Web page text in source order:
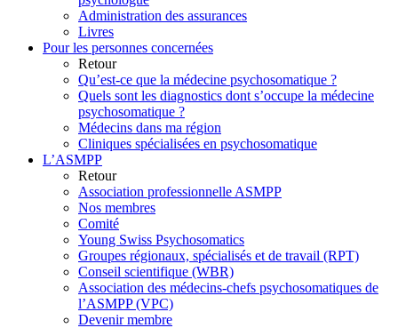
Administration des assurances
Livres
Pour les personnes concernées
Retour
Qu’est-ce que la médecine psychosomatique ?
Quels sont les diagnostics dont s’occupe la médecine
psychosomatique ?
Médecins dans ma région
Cliniques spécialisées en psychosomatique
L’ASMPP
Retour
Association professionnelle ASMPP
Nos membres
Comité
Young Swiss Psychosomatics
Groupes régionaux, spécialisés et de travail (RPT)
Conseil scientifique (WBR)
Association des médecins-chefs psychosomatiques de
l’ASMPP (VPC)
Devenir membre